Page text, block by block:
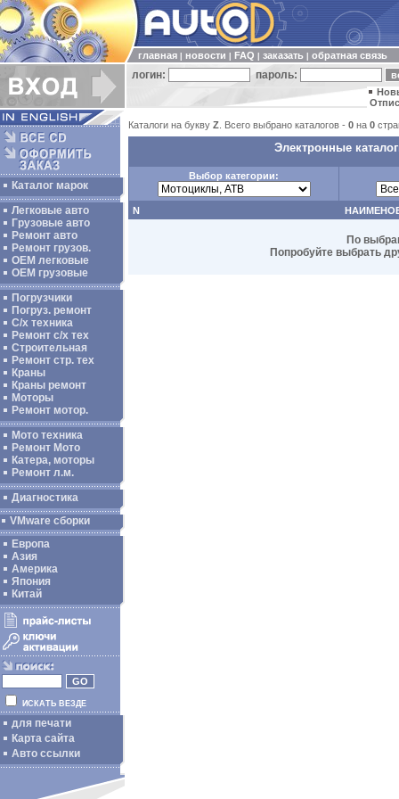
главная новости FAQ заказать обратная связь
логин: пароль:
Каталог марок
Легковые авто
Грузовые авто
Ремонт авто
Ремонт грузов.
ОЕМ легковые
OEM грузовые
Погрузчики
Погруз. ремонт
С/х техника
Ремонт с/х тех
Строительная
Ремонт стр. тех
Краны
Краны ремонт
Моторы
Ремонт мотор.
Мото техника
Ремонт Мото
Катера, моторы
Ремонт л.м.
Диагностика
VMware сборки
Европа
Азия
Америка
Япония
Китай
ИСКАТЬ ВЕЗДЕ
для печати
Карта сайта
Авто ссылки
Каталоги на букву Z . Всего выбрано каталогов - 0 на 0
Электронные
Выбор категории:
N
По
Попробуйте выбрать